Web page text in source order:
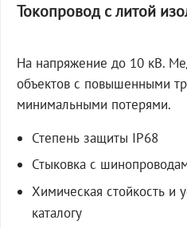
Токопровод с литой
На напряжение до 10 кВ.
объектов с повышенными
минимальными потерями.
Степень защиты IP68
Стыковка с
Химическая стойкость и
каталогу